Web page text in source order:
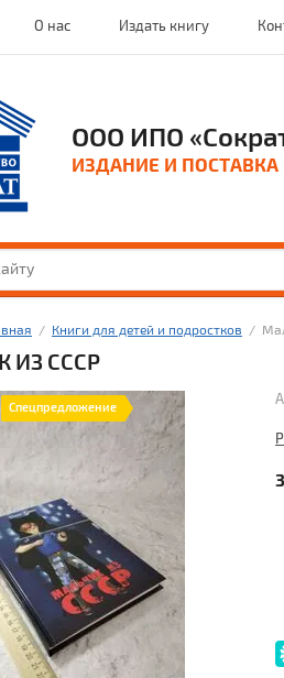
О нас Издать книгу
ООО ИПО
ИЗДАНИЕ И ПОСТАВКА
  /
Книги для детей и подростков
/
ИЗ СССР
Спецпредложение